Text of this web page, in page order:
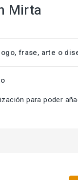
Mirta
frase, arte o
para poder